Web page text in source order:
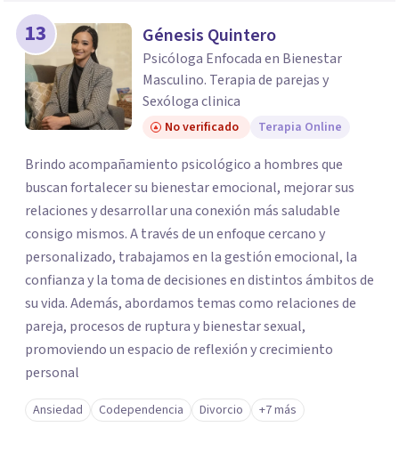
13 Génesis Quintero
Psicóloga Enfocada en Bienestar
Masculino. Terapia de parejas y
Sexóloga clinica
No verificado Terapia Online
Brindo acompañamiento psicológico a hombres que
buscan fortalecer su bienestar emocional, mejorar sus
relaciones y desarrollar una conexión más saludable
consigo mismos. A través de un enfoque cercano y
personalizado, trabajamos en la gestión emocional, la
confianza y la toma de decisiones en distintos ámbitos de
su vida. Además, abordamos temas como relaciones de
pareja, procesos de ruptura y bienestar sexual,
promoviendo un espacio de reflexión y crecimiento
personal
Ansiedad Codependencia Divorcio +7 más